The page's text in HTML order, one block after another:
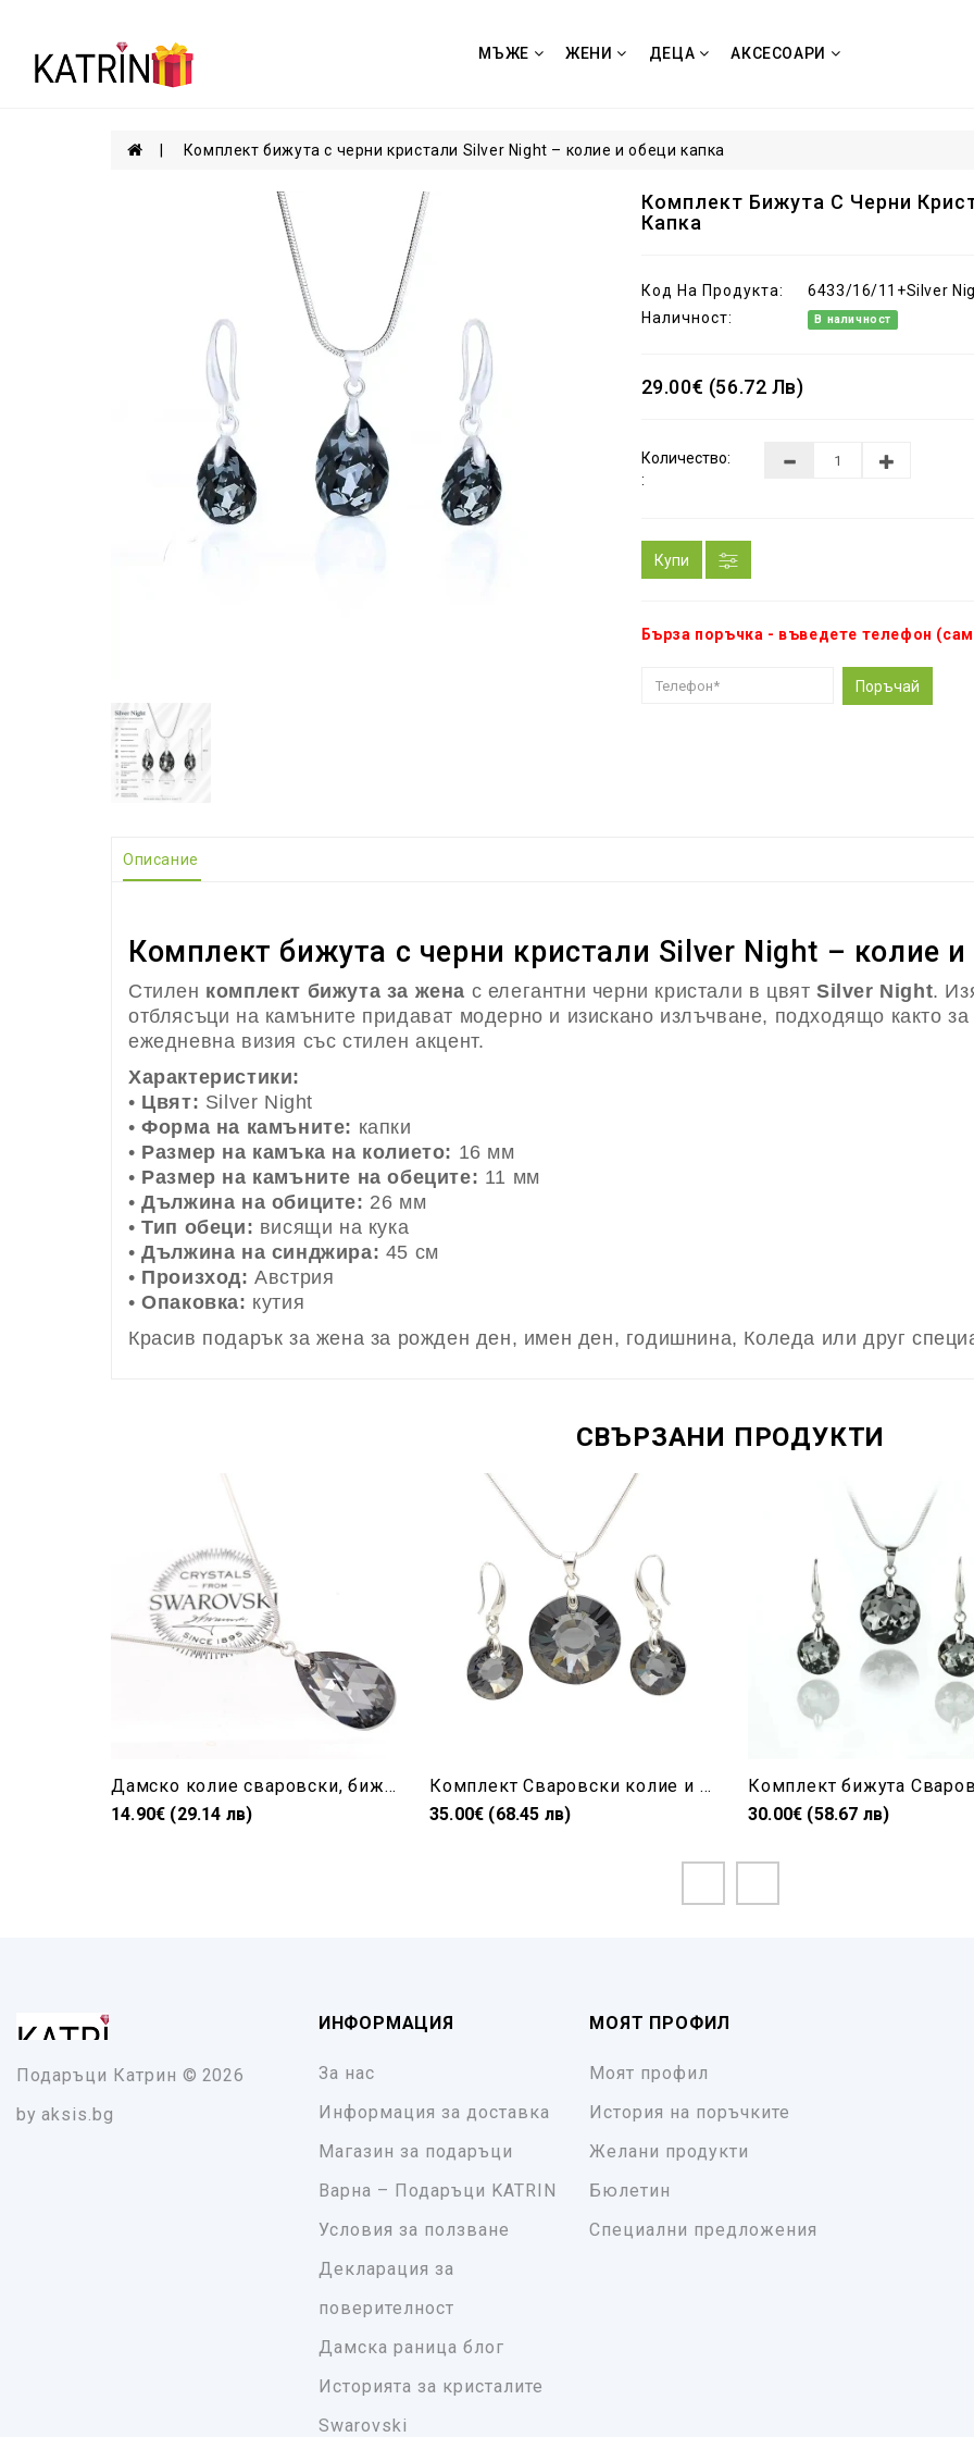
МЪЖЕ ЖЕНИ ДЕЦА АКСЕСОАРИ
Комплект бижута с черни кристали Silver Night – колие и обеци капка
Комплект Бижута С Черни
Капка
Код На Продукта:
6433/16/11+Silver
Наличност:
В наличност
29.00€ (56.72 Лв)
Количество:
:
Купи
Бърза поръчка - въведете телефон
Поръчай
Описание
Комплект бижута с черни кристали Silver Night – колие
Стилен комплект бижута за жена с елегантни черни кристали в цвятSilver Night.
отблясъци на камъните придават модерно и изискано излъчване, подходящо както
ежедневна визия със стилен акцент.
Характеристики:
• Цвят: Silver Night
•Форма на камъните: капки
• Размер на камъка на колието: 16 мм
• Размер на камъните на обеците: 11 мм
•Дължина на обиците: 26 мм
•Тип обеци: висящи на кука
•Дължина на синджира: 45 см
• Произход: Австрия
•Опаковка: кутия
Красив подарък за жена за рожден ден, имен ден, годишнина, Коледа или друг
СВЪРЗАНИ ПРОДУКТИ
Дамско колие сваровски, бижу за подарък-капка Silver Night
14.90€ (29.14 лв)
Комплект Сваровски колие и висящи обеци Silver Night
35.00€ (68.45 лв)
30.00€ (58.67 лв)
Подаръци Катрин © 2026
by aksis.bg
ИНФОРМАЦИЯ
За нас
Информация за доставка
Магазин за подаръци
Варна – Подаръци KATRIN
Условия за ползване
Декларация за
поверителност
Дамска раница блог
Историята за кристалите
Swarovski
МОЯТ ПРОФИЛ
Моят профил
История на поръчките
Желани продукти
Бюлетин
Специални предложения